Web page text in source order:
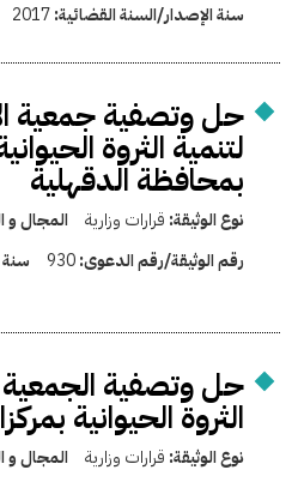
سنة الإصدار/السنة القضائية:2017
حل وتصفية جمعية
لتنمية الثروة
بمحافظة الدقهلية
نوع الوثيقة: قرارات وزارية المجال و
رقم الوثيقة/رقم الدعوى:930 سنة
حل وتصفية الجمعية
الثروة الحيوانية
نوع الوثيقة: قرارات وزارية المجال و